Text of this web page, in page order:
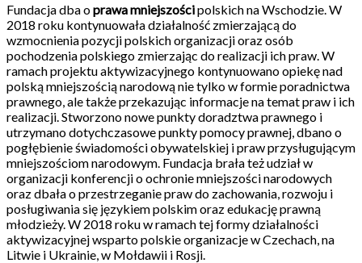
Fundacja dba oprawa mniejszościpolskich na Wschodzie. W
2018 roku kontynuowała działalność zmierzającą do
wzmocnienia pozycji polskich organizacji oraz osób
pochodzenia polskiego zmierzając do realizacji ich praw. W
ramach projektu aktywizacyjnego kontynuowano opiekę nad
polską mniejszością narodową nie tylko w formie poradnictwa
prawnego, ale także przekazując informacje na temat praw i ich
realizacji. Stworzono nowe punkty doradztwa prawnego i
utrzymano dotychczasowe punkty pomocy prawnej, dbano o
pogłębienie świadomości obywatelskiej i praw przysługującym
mniejszościom narodowym. Fundacja brała też udział w
organizacji konferencji o ochronie mniejszości narodowych
oraz dbała o przestrzeganie praw do zachowania, rozwoju i
posługiwania się językiem polskim oraz edukację prawną
młodzieży. W 2018 roku w ramach tej formy działalności
aktywizacyjnej wsparto polskie organizacje w Czechach, na
Litwie i Ukrainie, w Mołdawii i Rosji.